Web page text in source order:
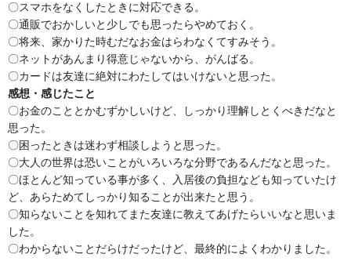
〇スマホをなくしたときに対応できる。
〇通販でおかしいと少しでも思ったらやめておく。
〇将来、家かりた時むだなお金はらわなくてすみそう。
〇ネットがあんまり得意じゃないから、がんばる。
〇カードは友達に絶対にわたしてはいけないと思った。
感想・感じたこと
〇お金のこととかむずかしいけど、しっかり理解しとくべきだなと
思った。
〇困ったときは迷わず相談しようと思った。
〇大人の世界は恐いことがいろいろな分野であるんだなと思った。
〇ほとんど知っている事が多く、入居後の負担なども知っていたけ
ど、あらためてしっかり知ることが出来たと思う。
〇知らないことを知れてまた友達に教えてあげたらいいなと思いま
した。
〇わからないことだらけだったけど、最終的によくわかりました。